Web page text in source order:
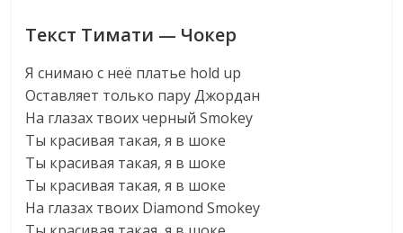
Текст Тимати — Чокер
Я снимаю с неё платье hold up
Оставляет только пару Джордан
На глазах твоих черный Smokey
Ты красивая такая, я в шоке
Ты красивая такая, я в шоке
Ты красивая такая, я в шоке
На глазах твоих Diamond Smokey